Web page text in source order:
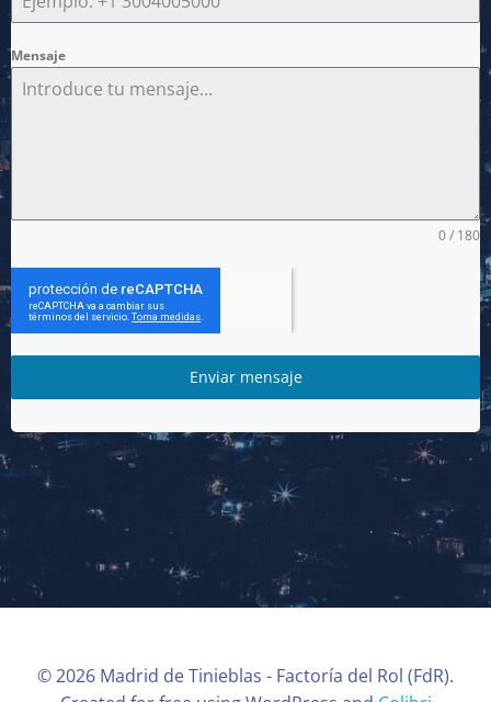
Mensaje
0 / 180
Enviar mensaje
© 2026 Madrid de Tinieblas - Factoría del Rol (FdR).